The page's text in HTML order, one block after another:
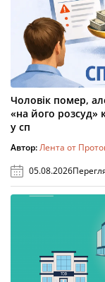
Чоловік помер,
«на його розсуд»
у сп
Автор:Лента от
05.08.2026